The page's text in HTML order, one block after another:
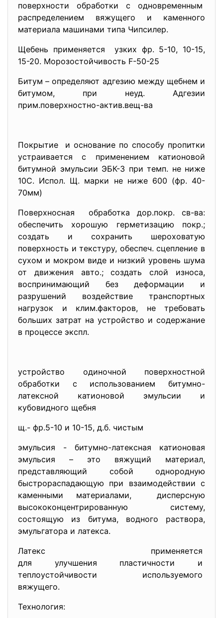
поверхности обработки с одновременным
распределением вяжущего и каменного
материала машинами типа Чипсилер.
Щебень применяется узких фр. 5-10, 10-15,
15-20. Морозостойчивость F-50-25
Битум – определяют адгезию между щебнем и
битумом, при неуд. Адгезии
прим.поверхностно-актив.вещ-ва
Покрытие и основание по способу пропитки
устраивается с применением катионовой
битумной эмульсии ЭБК-3 при темп. не ниже
10С. Испол. Щ. марки не ниже 600 (фр. 40-
70мм)
Поверхносная обработка дор.покр. св-ва:
обеспечить хорошую герметизацию покр.;
создать и сохранить шероховатую
поверхность и текстуру, обеспеч. сцепление в
сухом и мокром виде и низкий уровень шума
от движения авто.; создать слой износа,
воспринимающий без деформации и
разрушений воздействие транспортных
нагрузок и клим.факторов, не требовать
больших затрат на устройство и содержание
в процессе экспл.
устройство одиночной поверхностной
обработки с использованием битумно-
латексной катионовой эмульсии и
кубовидного щебня
щ.- фр.5-10 и 10-15, д.б. чистым
эмульсия - битумно-латексная катионовая
эмульсия – это вяжущий материал,
представляющий собой однородную
быстрораспадающую при взаимодействии с
каменными материалами, дисперсную
высококонцентрированную систему,
состоящую из битума, водного раствора,
эмульгатора и латекса.
Латекс применяется
для улучшения пластичности и
теплоустойчивости используемого
вяжущего.
Технология: